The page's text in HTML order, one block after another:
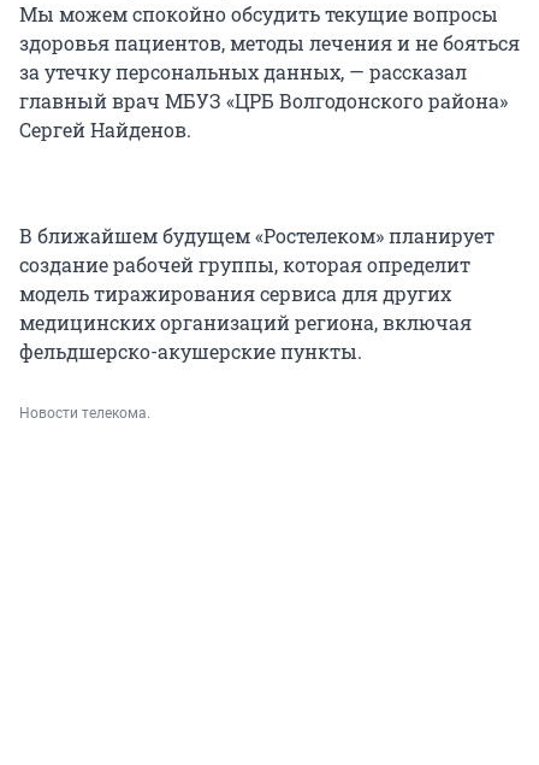
Мы можем спокойно обсудить текущие вопросы
здоровья пациентов, методы лечения и не бояться
за утечку персональных данных, — рассказал
главный врач МБУЗ «ЦРБ Волгодонского района»
Сергей Найденов.
В ближайшем будущем «Ростелеком» планирует
создание рабочей группы, которая определит
модель тиражирования сервиса для других
медицинских организаций региона, включая
фельдшерско-акушерские пункты.
Новости телекома.